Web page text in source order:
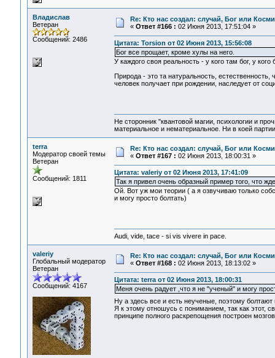
Владислав
Ветеран
Сообщений: 2486
Re: Кто нас создал: случай, Бог или
« Ответ #166 : 02 Июня 2013, 17:51:04 »
Цитата: Torsion от 02 Июня 2013, 15:56:08
Бог все прощает, кроме хулы на него.
У каждого своя реальность - у кого там бог, у
Природа - это та натуральность,
человек получает при рождении, наследует от
Не сторонник "квантовой магии, психологии и
материальное и нематериальное. Ни в коей
terra
Модератор своей темы
Ветеран
Сообщений: 1811
Re: Кто нас создал: случай, Бог или
« Ответ #167 : 02 Июня 2013, 18:00:31 »
Цитата: valeriy от 02 Июня 2013, 17:41:09
Так я привел очень образный пример того, что
Ой. Вот уж мои теории ( а я озвучиваю только
и могу просто болтать)
Audi, vide, tace - si vis vivere in pace.
valeriy
Глобальный модератор
Ветеран
Сообщений: 4167
Re: Кто нас создал: случай, Бог или
« Ответ #168 : 02 Июня 2013, 18:13:02 »
Цитата: terra от 02 Июня 2013, 18:00:31
Меня очень радует ,что я не "ученый" и могу
Ну а здесь все и есть неученые, поэтому
Я к этому отношусь с пониманием, так как этот,
принципе полного раскрепощения построен